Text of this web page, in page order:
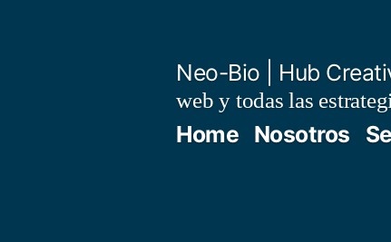
Neo-Bio | Hub
web y todas las
Home Nosotros